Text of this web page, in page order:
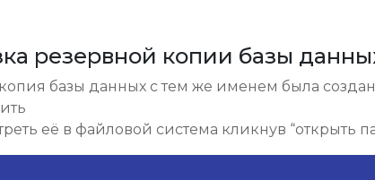
резервной копии базы
базы данных с тем же именем была
её в файловой система кликнув “открыть